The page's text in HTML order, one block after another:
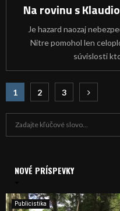
Na rovinu s
Je hazard naozaj
Nitre pomohol len
súvislosti
Navigácia
v
článkoch
1 2 3
i
e
NOVÉ PRÍSPEVKY
Publicistika